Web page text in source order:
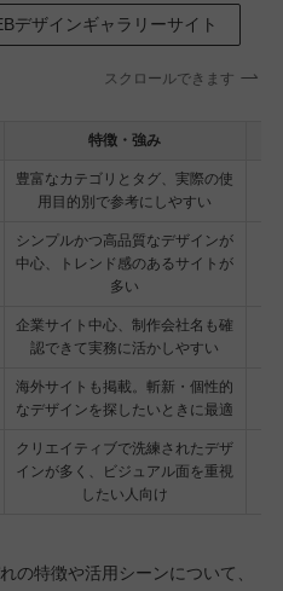
デザインギャラリーサイト
スクロールできます
特徴・強み
豊富なカテゴリとタグ、実際の使
用目的別で参考にしやすい
シンプルかつ高品質なデザインが
中心、トレンド感のあるサイトが
多い
企業サイト中心、制作会社名も確
認できて実務に活かしやすい
海外サイトも掲載。斬新・個性的
なデザインを探したいときに最適
クリエイティブで洗練されたデザ
インが多く、ビジュアル面を重視
したい人向け
の特徴や活用シーンについて、